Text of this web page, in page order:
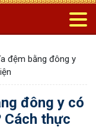
đệm bằng đông y
đông y có
Cách thực